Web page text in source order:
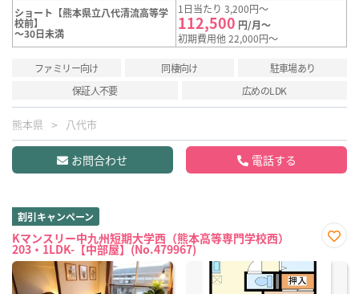
ショート【熊本県立八代清流高等学
校前】
～30日未満
1日当たり 3,200円～
112,500 円/月～
初期費用他 22,000円～
ファミリー向け 同棲向け
駐車場あり
保証人不要
広めのLDK
熊本県 八代市
お問合わせ 電話する
割引キャンペーン
Kマンスリー中九州短期大学西（熊本高等専門学校西）
203・1LDK-【中部屋】(No.479967)
に入